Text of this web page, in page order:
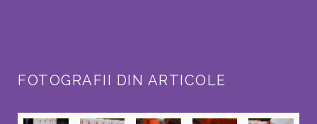
FOTOGRAFII DIN ARTICOLE